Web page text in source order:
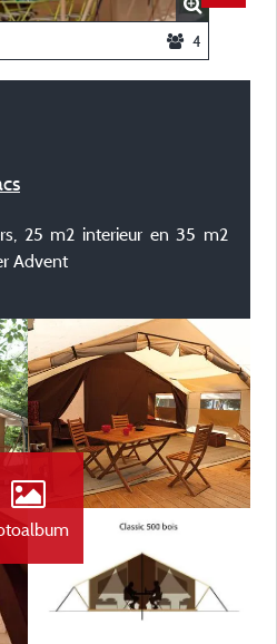
4
25 m2 interieur en 35 m2
Advent